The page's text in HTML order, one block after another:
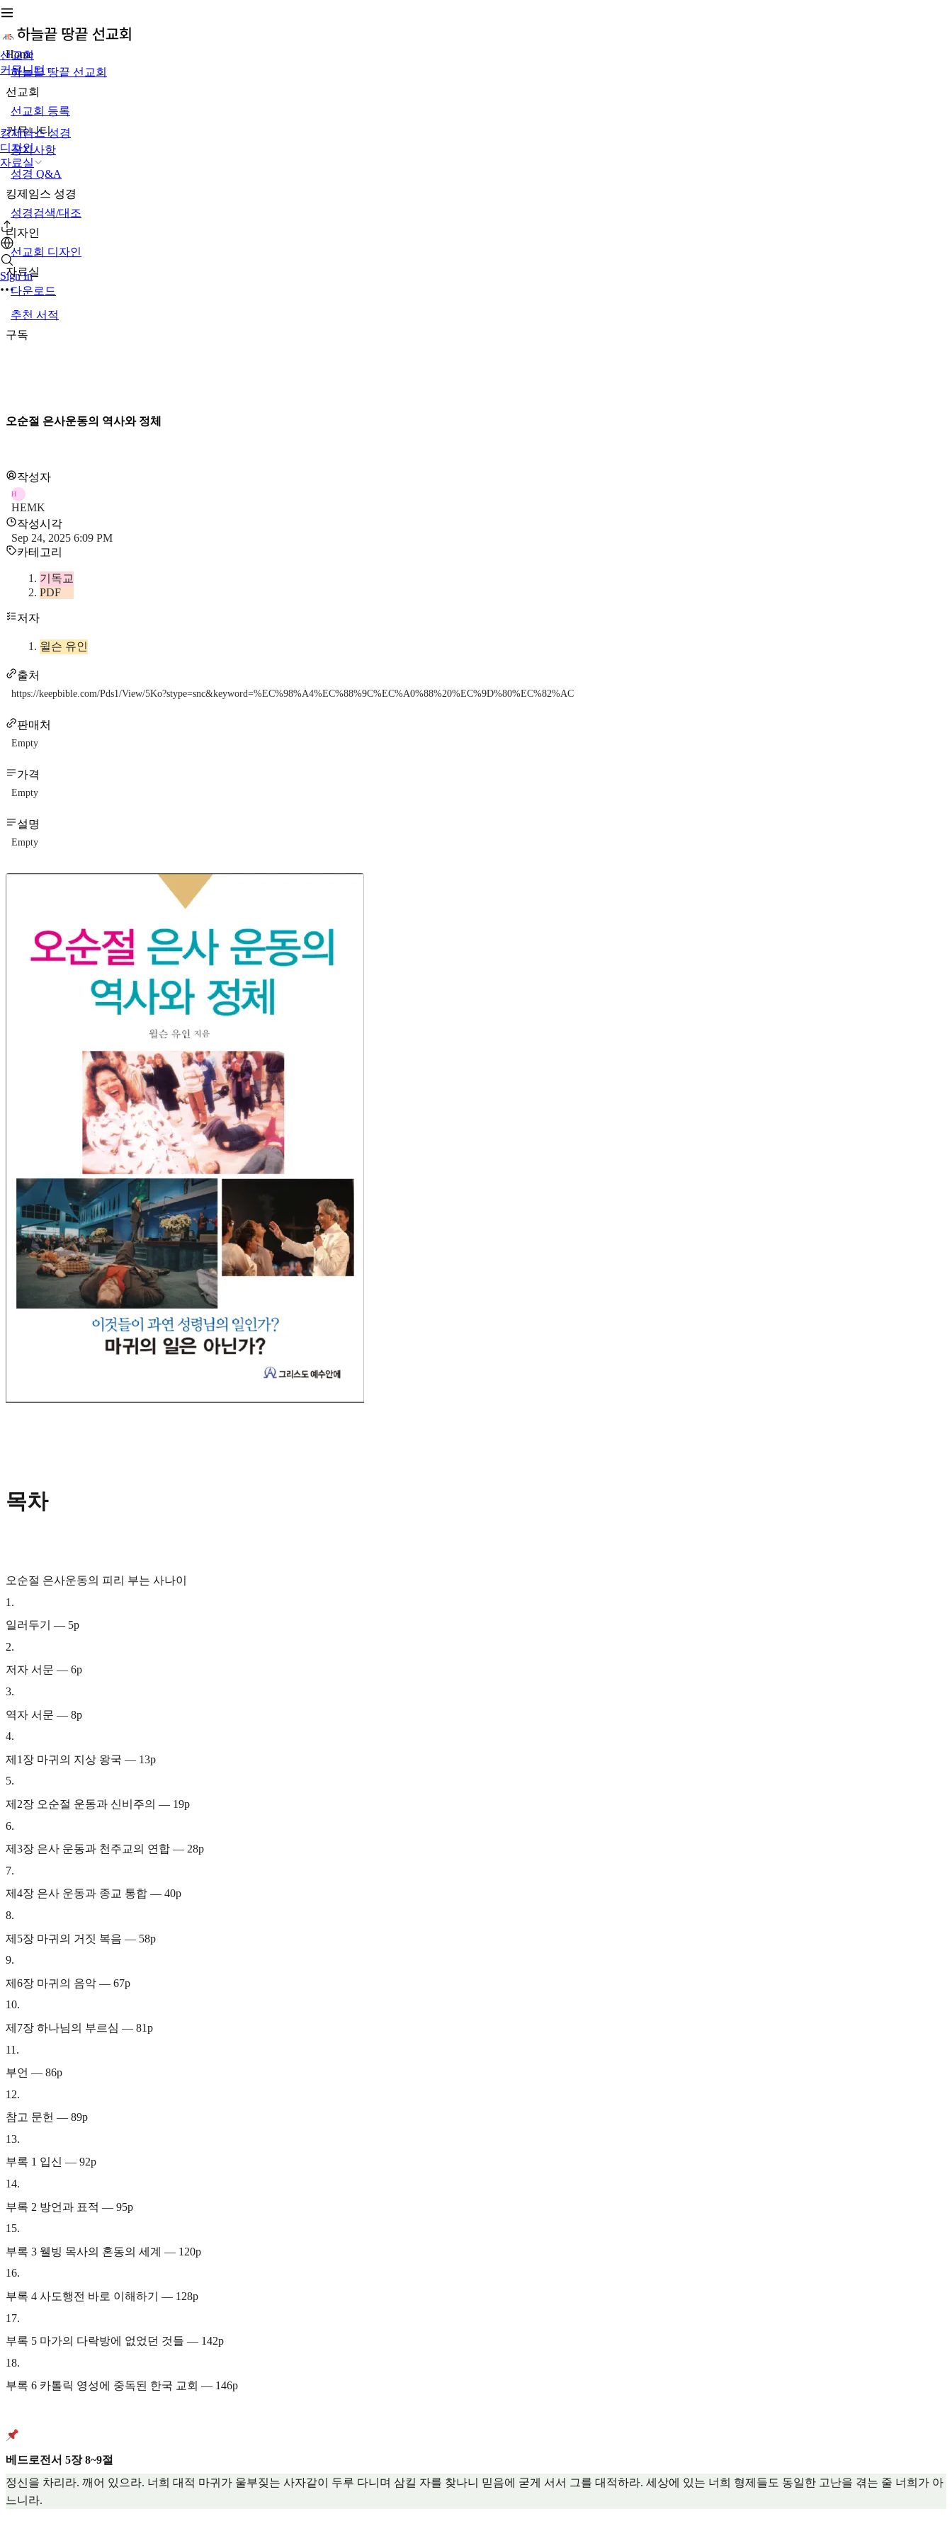
선교회
커뮤니티
킹제임스 성경
디자인
자료실
Sign In
Home
하늘끝 땅끝 선교회
선교회
선교회 등록
커뮤니티
공지사항
성경 Q&A
킹제임스 성경
성경검색/대조
디자인
선교회 디자인
자료실
다운로드
추천 서적
구독
오순절 은사운동의 역사와 정체
작성자
H
HEMK
작성시각
Sep 24, 2025 6:09 PM
카테고리
기독교
PDF
저자
윌슨 유인
출처
https://keepbible.com/Pds1/View/5Ko?stype=snc&keyword=%EC%98%A4%EC%88%9C%EC%A0%88%20%EC%9D%80%EC%82%AC
판매처
Empty
가격
Empty
설명
Empty
목차
오순절 은사운동의 피리 부는 사나이
1 .
일러두기 — 5p
2.
저자 서문 — 6p
3.
역자 서문 — 8p
4.
제1장 마귀의 지상 왕국 — 13p
5.
제2장 오순절 운동과 신비주의 — 19p
6.
제3장 은사 운동과 천주교의 연합 — 28p
7.
제4장 은사 운동과 종교 통합 — 40p
8.
제5장 마귀의 거짓 복음 — 58p
9.
제6장 마귀의 음악 — 67p
10.
제7장 하나님의 부르심 — 81p
11 .
부언 — 86p
12.
참고 문헌 — 89p
13.
부록 1 입신 — 92p
14.
부록 2 방언과 표적 — 95p
15.
부록 3 웰빙 목사의 혼동의 세계 — 120p
16.
부록 4 사도행전 바로 이해하기 — 128p
17.
부록 5 마가의 다락방에 없었던 것들 — 142p
18.
부록 6 카톨릭 영성에 중독된 한국 교회 — 146p
베드로전서 5장 8~9절
정신을 차리라. 깨어 있으라. 너희 대적 마귀가 울부짖는 사자같이 두루 다니며 삼킬 자를 찾나니 믿음에 굳게 서서 그를 대적하라. 세상에 있는 너희 형제들도 동일한 고난을 겪는 줄 너희가 아
느니라.